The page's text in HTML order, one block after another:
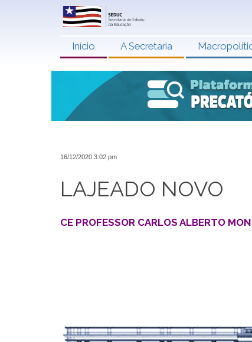
Início A Secretaria
16/12/2020 3:02 pm
LAJEADO NOVO
CE PROFESSOR CARLOS ALBERTO